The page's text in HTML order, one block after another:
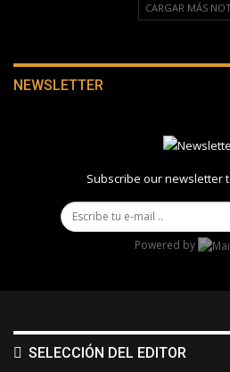
CARGAR MÁS
NEWSLETTER
Subscribe our newsletter
Powered by
SELECCIÓN DEL EDITOR